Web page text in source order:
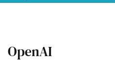
OpenAI